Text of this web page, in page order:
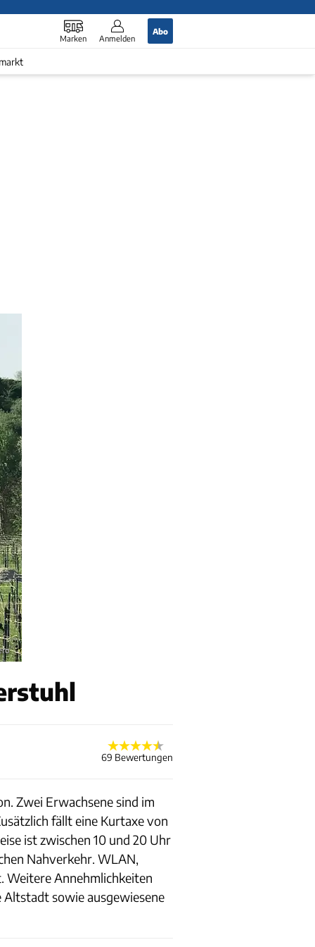
Marken Anmelden
Abo
69 Bewertungen
Zwei Erwachsene sind im
fällt eine Kurtaxe von
ist zwischen 10 und 20 Uhr
Nahverkehr. WLAN,
Weitere Annehmlichkeiten
Altstadt sowie ausgewiesene